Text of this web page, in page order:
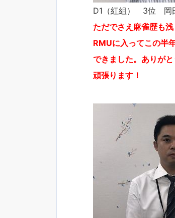
D1（紅組） 3位 岡
ただでさえ麻雀歴も
RMUに入ってこの半
できました。ありが
頑張ります！